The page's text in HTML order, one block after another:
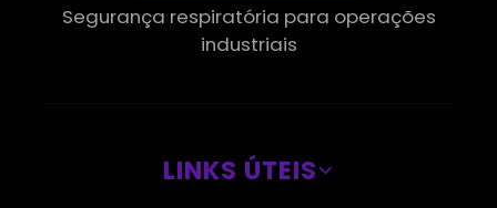
Gás Para Corte Laser
Gás Para Cromatografia
Segurança respiratória para operações
industriais
LINKS ÚTEIS